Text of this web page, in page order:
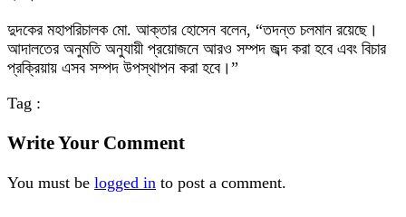
দুদকের মহাপরিচালক মো. আক্তার হোসেন বলেন, “তদন্ত চলমান রয়েছে।
আদালতের অনুমতি অনুযায়ী প্রয়োজনে আরও সম্পদ জব্দ করা হবে এবং বিচার
প্রক্রিয়ায় এসব সম্পদ উপস্থাপন করা হবে।”
Tag :
Write Your Comment
You must be logged in to post a comment.